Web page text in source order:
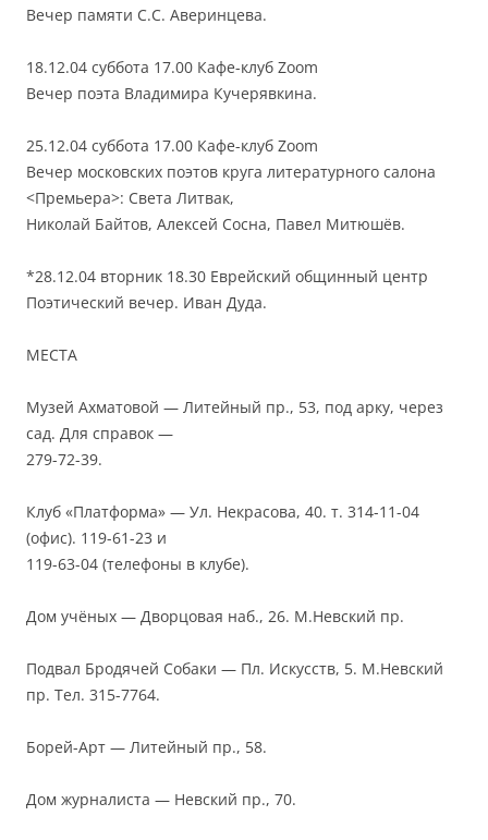
Вечер памяти С.С. Аверинцева.
18.12.04 суббота 17.00 Кафе-клуб Zoom
Вечер поэта Владимира Кучерявкина.
25.12.04 суббота 17.00 Кафе-клуб Zoom
Вечер московских поэтов круга литературного салона
<Премьера>: Света Литвак,
Николай Байтов, Алексей Сосна, Павел Митюшёв.
*28.12.04 вторник 18.30 Еврейский общинный центр
Поэтический вечер. Иван Дуда.
МЕСТА
Музей Ахматовой — Литейный пр., 53, под арку, через
сад. Для справок —
279-72-39.
Клуб «Платформа» — Ул. Некрасова, 40. т. 314-11-04
(офис). 119-61-23 и
119-63-04 (телефоны в клубе).
Дом учёных — Дворцовая наб., 26. М.Невский пр.
Подвал Бродячей Собаки — Пл. Искусств, 5. М.Невский
пр. Тел. 315-7764.
Борей-Арт — Литейный пр., 58.
Дом журналиста — Невский пр., 70.